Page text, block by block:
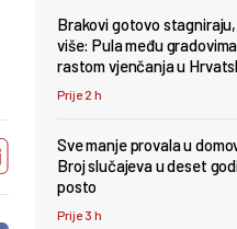
Brakovi gotovo
više: Pula među
rastom vjenčanja u
Prije 2 h
Sve manje provala u
Broj slučajeva u deset
posto
Prije 3 h